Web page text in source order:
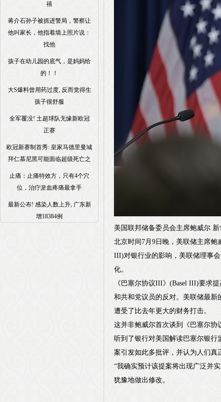
禧
蒋介石孙子被抓进警局，警察让
他叫家长，他指着墙上照片说：
找他
孩子在幼儿园的底气，是妈妈给
的！！
大S爆料曾用药过度, 反而觉得生
孩子很舒服
全军覆没! 土超球队无缘新欧冠
正赛
欧冠新赛制首秀: 皇家马德里曼城
拜仁慕尼黑可能面临超级死亡之
止痛：止痛特效方，只有4个穴
位，治疗淤血疼痛最拿手
最新公布! 感染人数上升, 广东新
增18384例
美国联邦储备委员会主席鲍威尔
北京时间7月9日晚，美联储主席
III)对银行业的影响，美联储理事
化。
《巴塞尔协议III》(Basel III)要求
和共和党议员的反对。美联储最新
遭受了比去年更大的财务打击。
这并非鲍威尔首次谈到《巴塞尔
听到了银行对美国解读巴塞尔银行
案引发如此多批评，并认为人们
“我确实预计该提案将出现广泛并
犹豫地做出修改。